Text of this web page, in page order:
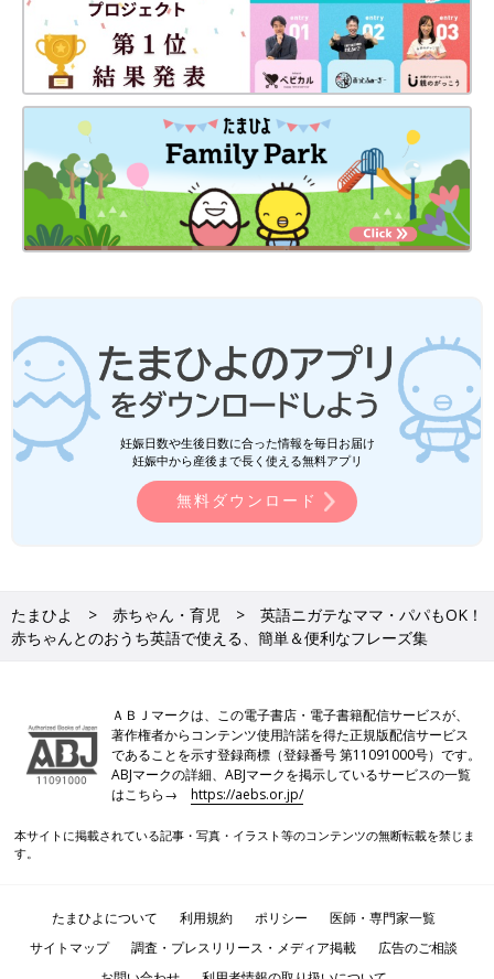
妊娠日数や生後日数に合った情報を毎日お届け
妊娠中から産後まで長く使える無料アプリ
無料ダウンロード
たまひよ 赤ちゃん・育児
英語ニガテなママ・パパもOK！
赤ちゃんとのおうち英語で使える、簡単＆便利なフレーズ集
ＡＢＪマークは、この電子書店・電子書籍配信サービスが、
著作権者からコンテンツ使用許諾を得た正規版配信サービス
であることを示す登録商標（登録番号 第11091000号）です。
ABJマークの詳細、ABJマークを掲示しているサービスの一覧
はこちら→https://aebs.or.jp/
本サイトに掲載されている記事・写真・イラスト等のコンテンツの無断転載を禁じま
す。
たまひよについて 利用規約 ポリシー
医師・専門家一覧
サイトマップ
調査・プレスリリース・メディア掲載
広告のご相談